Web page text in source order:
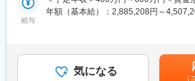
えで半期ごとに目標の達成度合いを確
院内売店の運営代行サービスも提案し
です。 また、病院や介護施設の業務軽
様、利用者様へのサービス向上に直結
給与
年額（基本給）：2,885,208円～
無＞有＜残業手当＞有＜給与補足＞※経
を考慮するため上下する可能性があり
気になる
（